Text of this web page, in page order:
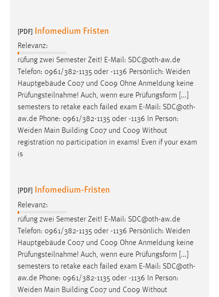
[PDF] Infomedium Fristen
Relevanz:
rüfung zwei Semester Zeit! E-Mail: SDC@oth-aw.de
Telefon: 0961/382-1135 oder -1136 Persönlich: Weiden
Hauptgebäude C007 und C009 Ohne Anmeldung keine
Prüfungsteilnahme! Auch, wenn eure Prüfungsform [...]
semesters to retake each failed exam E-Mail: SDC@oth-
aw.de Phone: 0961/382-1135 oder -1136 In Person:
Weiden Main Building C007 und C009 Without
registration no participation in exams! Even if your exam
is
[PDF] Infomedium-Fristen
Relevanz:
rüfung zwei Semester Zeit! E-Mail: SDC@oth-aw.de
Telefon: 0961/382-1135 oder -1136 Persönlich: Weiden
Hauptgebäude C007 und C009 Ohne Anmeldung keine
Prüfungsteilnahme! Auch, wenn eure Prüfungsform [...]
semesters to retake each failed exam E-Mail: SDC@oth-
aw.de Phone: 0961/382-1135 oder -1136 In Person:
Weiden Main Building C007 und C009 Without